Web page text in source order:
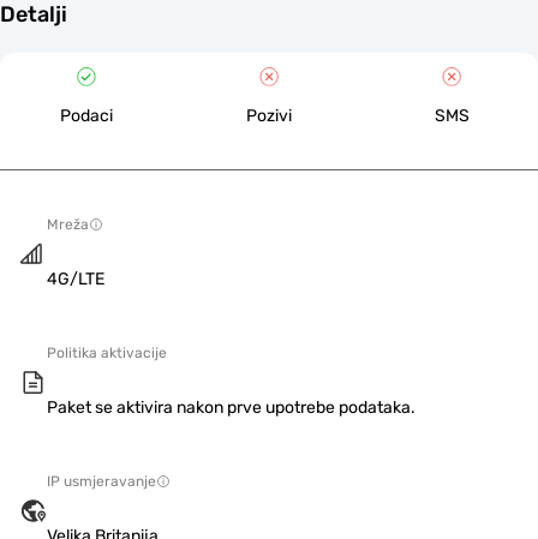
Detalji
Podaci Pozivi SMS
Mreža
4G/LTE
Politika aktivacije
Paket se aktivira nakon prve upotrebe podataka.
IP usmjeravanje